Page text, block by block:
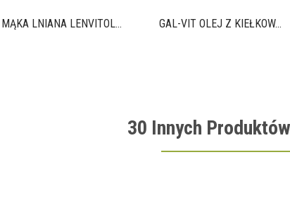
MĄKA LNIANA LENVITOL... GAL-VIT OLEJ Z KIEŁKÓW...
30 Innych